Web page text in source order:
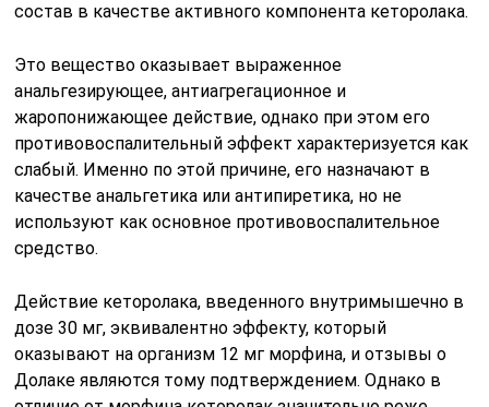
состав в качестве активного компонента кеторолака.
Это вещество оказывает выраженное
анальгезирующее, антиагрегационное и
жаропонижающее действие, однако при этом его
противовоспалительный эффект характеризуется как
слабый. Именно по этой причине, его назначают в
качестве анальгетика или антипиретика, но не
используют как основное противовоспалительное
средство.
Действие кеторолака, введенного внутримышечно в
дозе 30 мг, эквивалентно эффекту, который
оказывают на организм 12 мг морфина, и отзывы о
Долаке являются тому подтверждением. Однако в